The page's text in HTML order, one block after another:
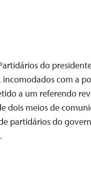
do
com a
a um referendo
dois meios de
partidários do